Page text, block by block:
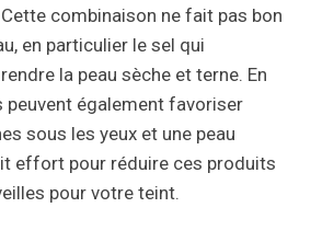
combinaison ne fait pas bon
en particulier le sel qui
la peau sèche et terne. En
peuvent également favoriser
sous les yeux et une peau
effort pour réduire ces produits
pour votre teint.